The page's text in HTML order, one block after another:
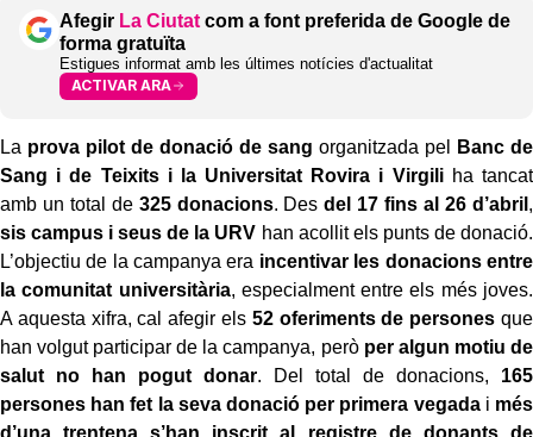
Afegir La Ciutat com a font preferida de Google de
forma gratuïta
Estigues informat amb les últimes notícies d'actualitat
ACTIVAR ARA
La prova pilot de donació de sang organitzada pel
Banc de
Sang i de Teixits i la Universitat Rovira i Virgiliha tancat
amb un total de325 donacions. Des del 17 fins al 26 d’abril ,
sis campus i seus de la URV han acollit els punts de donació.
L’objectiu de la campanya era incentivar les donacions entre
la comunitat universitària, especialment entre els més joves.
A aquesta xifra, cal afegir els52 oferiments de persones que
han volgut participar de la campanya, però per algun motiu de
salut no han pogut donar. Del total de donacions, 165
persones han fet la seva donació per primera vegadai més
d’una trentena s’han inscrit al registre de donants de